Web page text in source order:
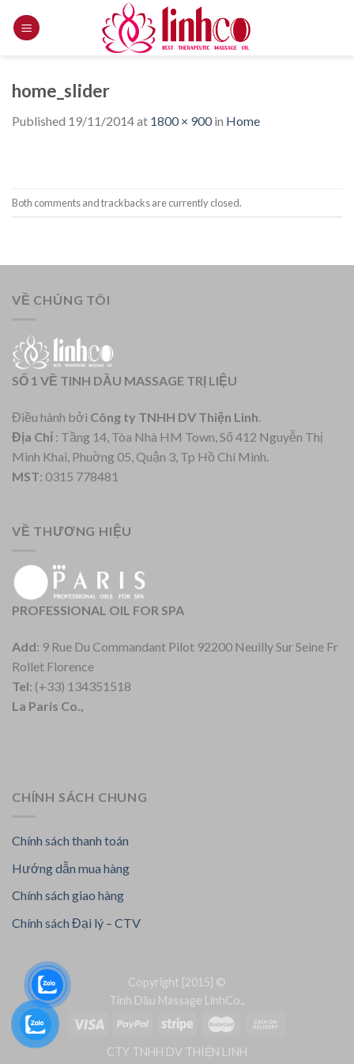
home_slider
Published 19/11/2014at 1800 × 900in Home
Both comments and trackbacks are currently closed.
VỀ CHÚNG TÔI
SỐ 1 VỀ TINH DẦU MASSAGE TRỊ LIỆU
Điều hành bởi Công ty TNHH DV Thiện Linh
Địa Chỉ : Tầng 14, Tòa Nhà HM Town, Số 412 Nguyễn Thị
Minh Khai, Phuờng 05, Quận 3, Tp Hồ Chí Minh.
MST: 0315 778481
VỀ THƯƠNG HIỆU
PROFESSIONAL OIL FOR SPA
Add: 9 Rue Du Commandant Pilot 92200 Neuilly Sur Seine Fr
Rollet Florence
Tel: (+33) 134351518
La Paris Co.,
CHÍNH SÁCH CHUNG
Chính sách thanh toán
Hướng dẫn mua hàng
Chính sách giao hàng
Chính sách Đại lý – CTV
Copyright [2015] ©
Tinh Dầu Massage LinhCo.,
CTY TNHH DV THIỆN LINH